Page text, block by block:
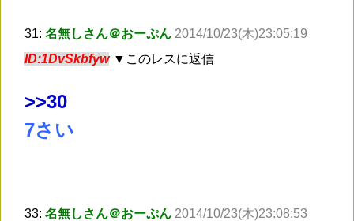
31: 名無しさん＠おーぷん 2014/10/23(木)23:05:19
ID:1DvSkbfyw ▼このレスに返信
>>30
7さい
33: 名無しさん＠おーぷん 2014/10/23(木)23:08:53